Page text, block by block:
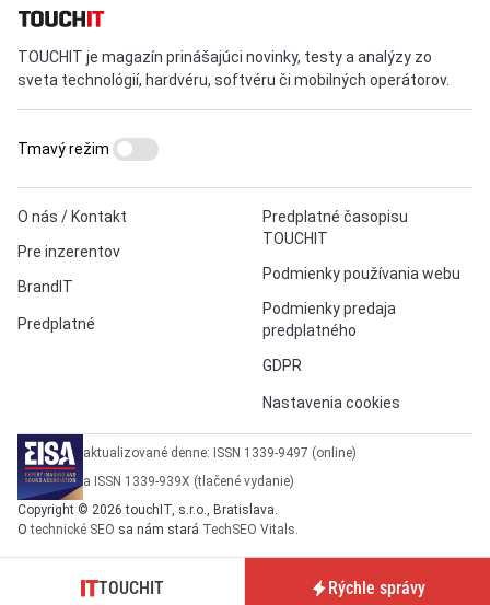
TOUCHIT je magazín prinášajúci novinky, testy a analýzy zo
sveta technológií, hardvéru, softvéru či mobilných operátorov.
O nás / Kontakt
Pre inzerentov
BrandIT
Predplatné
Predplatné časopisu
TOUCHIT
Podmienky používania webu
Podmienky predaja
predplatného
GDPR
Nastavenia cookies
Tmavý režim
aktualizované denne: ISSN 1339-9497 (online)
a ISSN 1339-939X (tlačené vydanie)
Copyright © 2026 touchIT, s.r.o., Bratislava.
Otechnické SEO sa nám stará TechSEO Vitals.
TOUCHIT Rýchle správy